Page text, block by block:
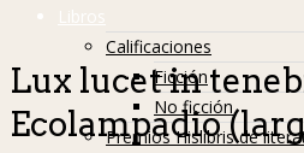
Libros
Calificaciones
Ficción
No ficción
Premios Hislibris de
Lux lucet in
Ecolampadio